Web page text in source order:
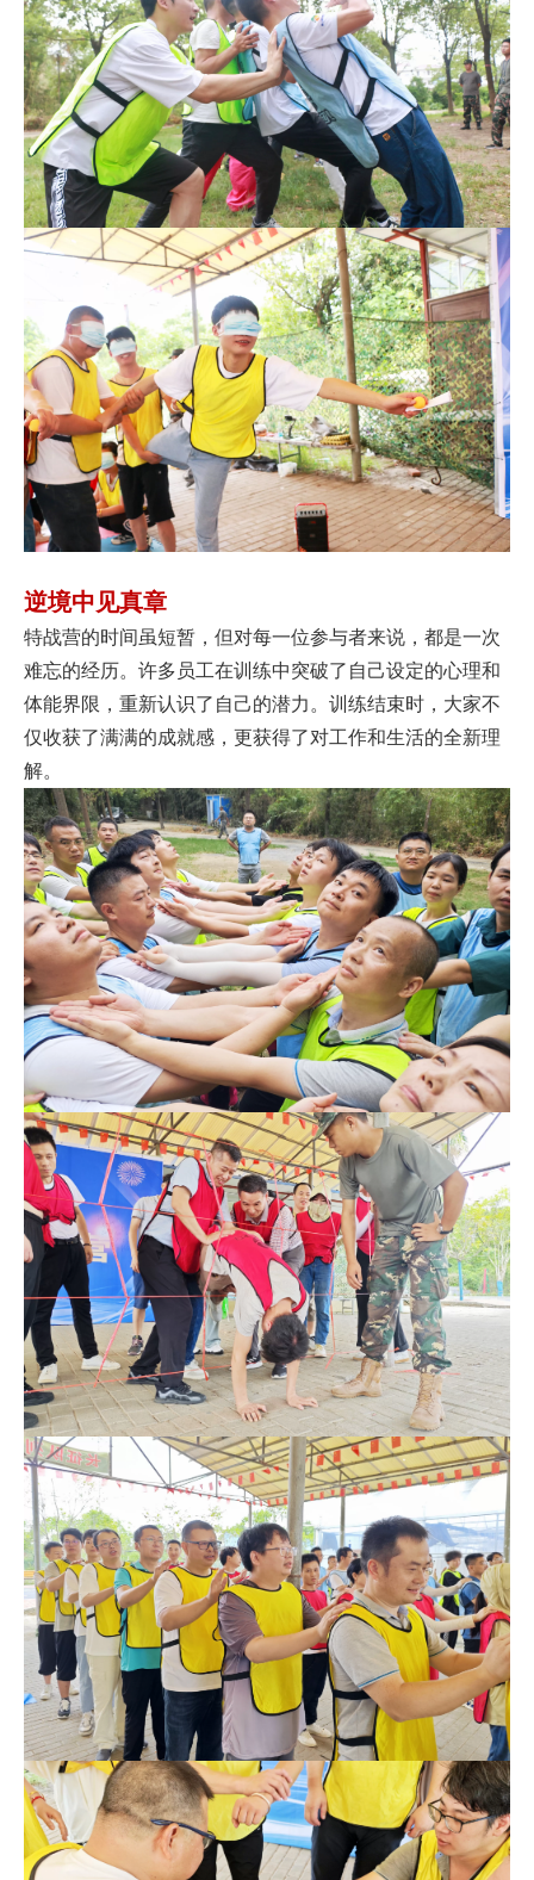
逆境中见真章
特战营的时间虽短暂，但对每一位参与者来说，都是一次
难忘的经历。许多员工在训练中突破了自己设定的心理和
体能界限，重新认识了自己的潜力。训练结束时，大家不
仅收获了满满的成就感，更获得了对工作和生活的全新理
解。